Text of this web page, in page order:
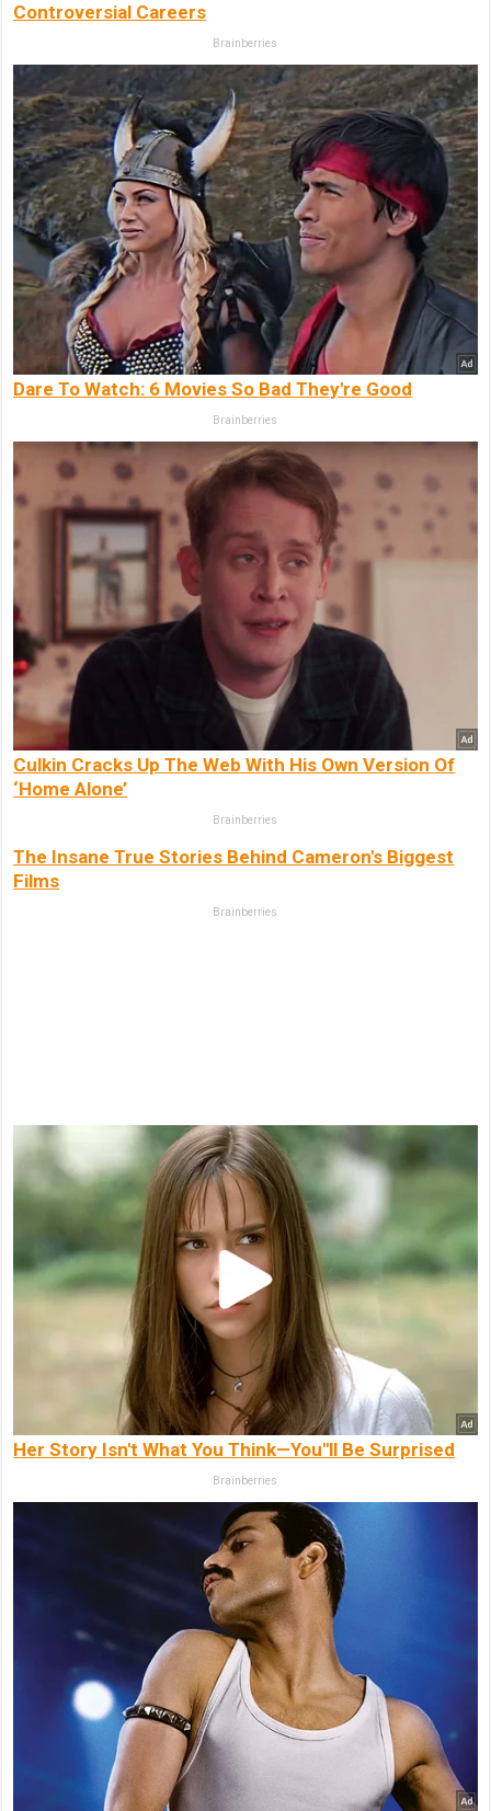
Controversial Careers
Brainberries
Dare To Watch: 6 Movies So Bad They're Good
Brainberries
Culkin Cracks Up The Web With His Own Version Of
‘Home Alone’
Brainberries
The Insane True Stories Behind Cameron's Biggest
Films
Brainberries
Her Story Isn't What You Think—You''ll Be Surprised
Brainberries